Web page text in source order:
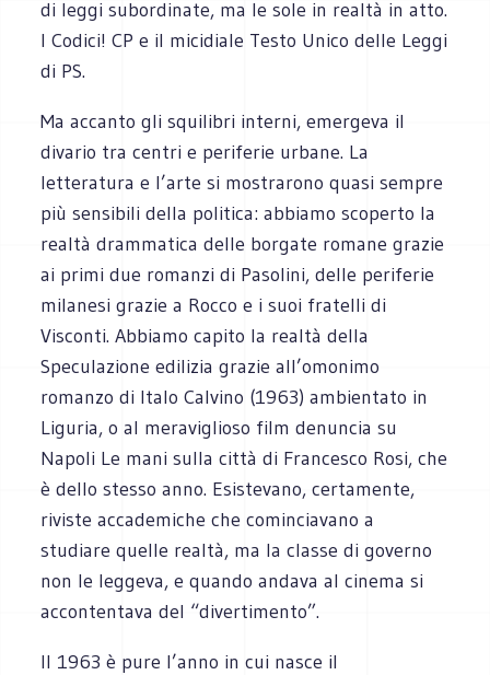
di leggi subordinate, ma le sole in realtà in atto.
I Codici! CP e il micidiale Testo Unico delle Leggi
di PS.
Ma accanto gli squilibri interni, emergeva il
divario tra centri e periferie urbane. La
letteratura e l’arte si mostrarono quasi sempre
più sensibili della politica: abbiamo scoperto la
realtà drammatica delle borgate romane grazie
ai primi due romanzi di Pasolini, delle periferie
milanesi grazie a Rocco e i suoi fratelli di
Visconti. Abbiamo capito la realtà della
Speculazione edilizia grazie all’omonimo
romanzo di Italo Calvino (1963) ambientato in
Liguria, o al meraviglioso film denuncia su
Napoli Le mani sulla città di Francesco Rosi, che
è dello stesso anno. Esistevano, certamente,
riviste accademiche che cominciavano a
studiare quelle realtà, ma la classe di governo
non le leggeva, e quando andava al cinema si
accontentava del “divertimento”.
Il 1963 è pure l’anno in cui nasce il